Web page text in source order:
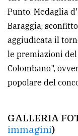
policy
Punto. Medaglia
Baraggia,
aggiudicata il
le premiazioni
Colombano",
popolare del
GALLERIA
immagini)